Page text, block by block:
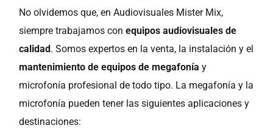
No olvidemos que, en Audiovisuales Mister Mix,
siempre trabajamos con equipos audiovisuales de
calidad. Somos expertos en la venta, la instalación y el
mantenimiento de equipos de megafonía y
microfonía profesional de todo tipo. La megafonía y la
microfonía pueden tener las siguientes aplicaciones y
destinaciones: